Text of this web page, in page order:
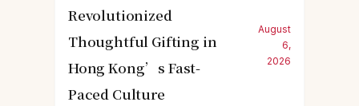
Revolutionized
Thoughtful Gifting in
Hong Kong’s Fast-
Paced Culture
August
6,
2026